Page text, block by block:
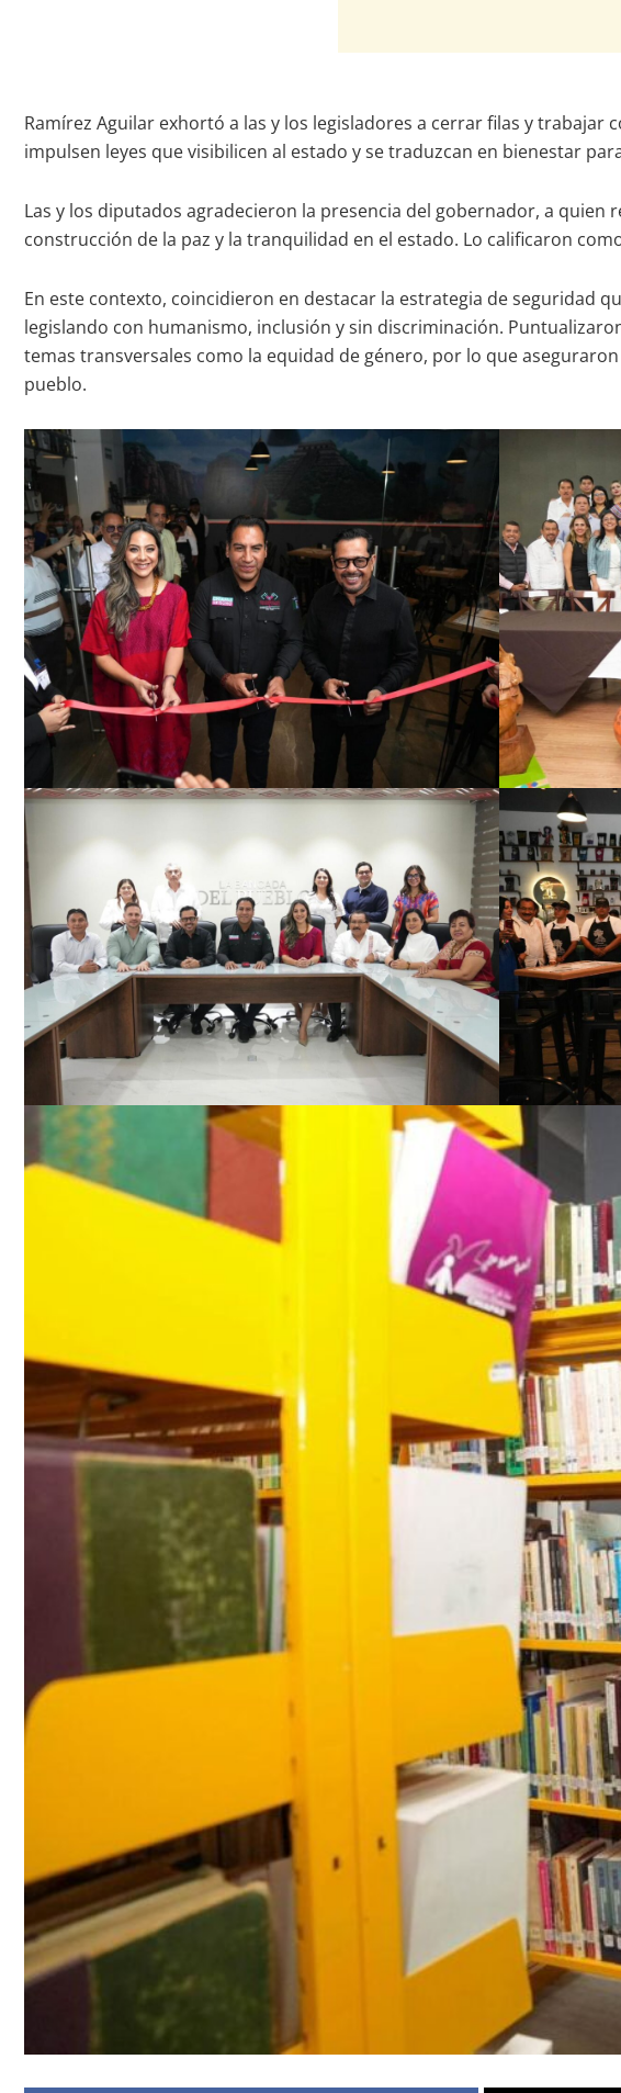
Ramírez Aguilar exhortó a las y los legisladores a cerrar filas y
impulsen leyes que visibilicen al estado y se traduzcan en bienestar
Las y los diputados agradecieron la presencia del gobernador, a
construcción de la paz y la tranquilidad en el estado. Lo calificaron
En este contexto, coincidieron en destacar la estrategia de seguridad
legislando con humanismo, inclusión y sin discriminación.
temas transversales como la equidad de género, por lo que
pueblo.